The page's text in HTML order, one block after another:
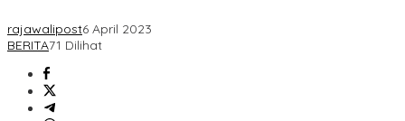
rajawalipost6 April 2023
BERITA71 Dilihat